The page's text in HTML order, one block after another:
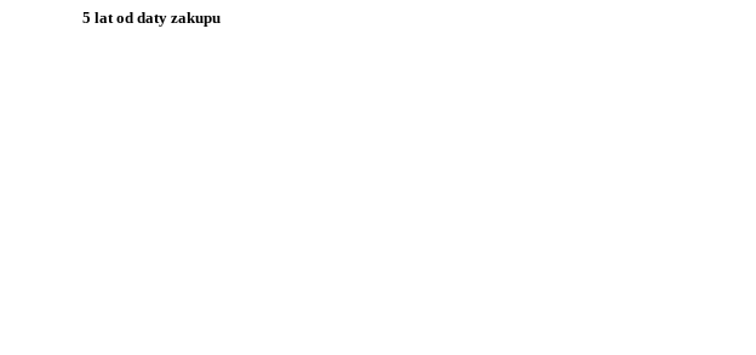
5 lat od daty zakupu